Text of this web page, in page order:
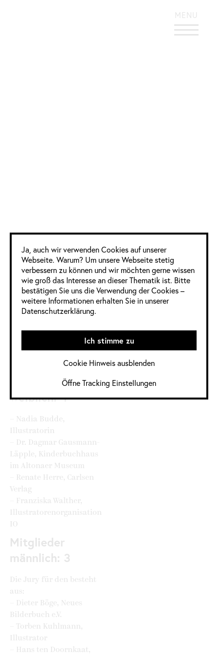
KONTRASTREICHES DESIGN
Informationen
im Detail
Mitglieder
weiblich: 4
– Nadia Budde,
Illustratorin
– Dr. Dagmar Gausmann-
Läpple, Kinderbuchhaus
im Altonaer Museum
– Renate Herre, Carlsen
Verlag
– Franziska Walther,
Illustratorenorganisation
IO
Mitglieder
männlich: 3
Die Jury für den besteht
aus:
– Dieter Böge, Neues
Bilderbuch e.V.
– Torben Kuhlmann,
Illustrator
– Hans ten Doornkaat,
Ja, auch wir verwenden Cookies auf unserer
Webseite. Warum? Um unsere Webseite stetig
verbessern zu können und wir möchten gerne wissen
wie groß das Interesse an dieser Thematik ist. Bitte
bestätigen Sie uns die Verwendung der Cookies –
weitere Informationen erhalten Sie in unserer
Datenschutzerklärung.
Ich stimme zu
Cookie Hinweis ausblenden
Öffne Tracking Einstellungen
MENU